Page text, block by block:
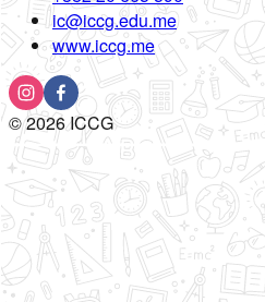
ic@iccg.edu.me
www.iccg.me
©2026ICCG